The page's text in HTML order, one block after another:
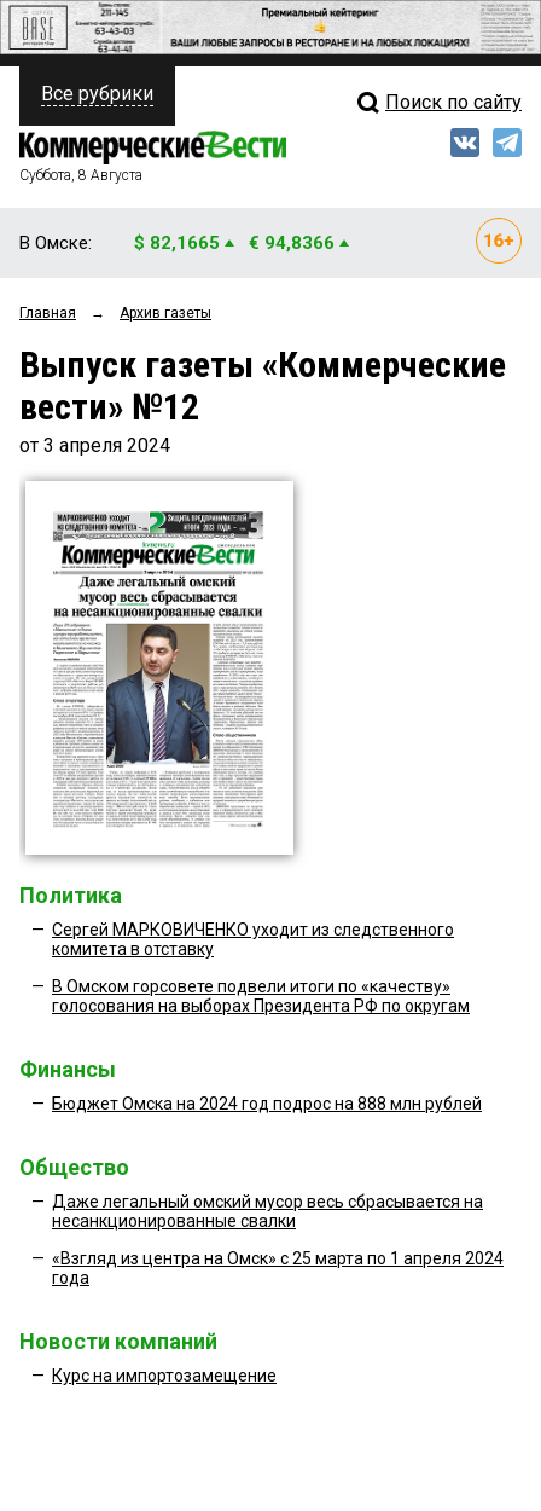
ПОЛИТИКА
ФИНАНСЫ
ОБЩЕСТВО
ЗАКОН
ПРОИСШЕСТВИЯ
СТИЛЬ ЖИЗНИ
Свежий выпуск
Рейтинги
Все рубрики Поиск по сайту
Суббота, 8 Августа
В Омске: $ 82,1665 € 94,8366
Главная → Архив газеты
Выпуск газеты «Коммерческие
вести» №12
от 3 апреля 2024
Политика
— Сергей МАРКОВИЧЕНКО уходит из следственного
комитета в отставку
— В Омском горсовете подвели итоги по «качеству»
голосования на выборах Президента РФ по округам
Финансы
— Бюджет Омска на 2024 год подрос на 888 млн рублей
Общество
— Даже легальный омский мусор весь сбрасывается на
несанкционированные свалки
— «Взгляд из центра на Омск» с 25 марта по 1 апреля 2024
года
Новости компаний
— Курс на импортозамещение